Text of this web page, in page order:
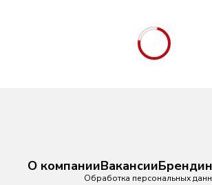
О компанииВакансии
Обработка персональных